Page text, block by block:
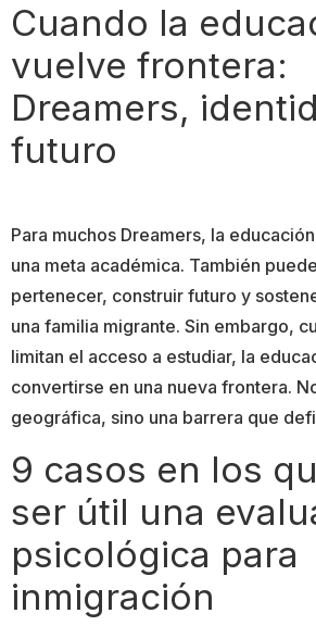
Cuando la
vuelve frontera:
Dreamers,
futuro
Para muchos Dreamers, la
una meta académica. También
pertenecer, construir futuro y
una familia migrante. Sin embargo,
limitan el acceso a estudiar, la
convertirse en una nueva frontera.
geográfica, sino una barrera que
9 casos en los
ser útil una
psicológica para
inmigración